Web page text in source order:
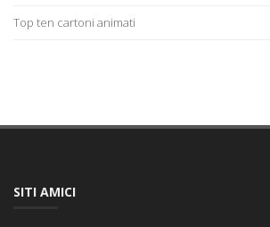
Top ten cartoni animati
SITI AMICI